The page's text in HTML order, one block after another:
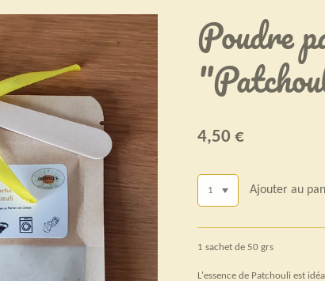
Poudre
4,50 €
Ajouter au
1 sachet de 50 grs
L'essence de Patchouli est